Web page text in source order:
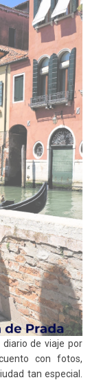
diario de viaje por
con fotos,
tan especial.